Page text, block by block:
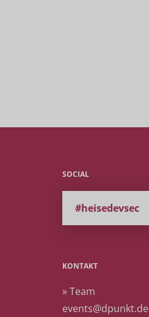
SOCIAL
#heisedevsec
KONTAKT
» Team
events@dpunkt.de